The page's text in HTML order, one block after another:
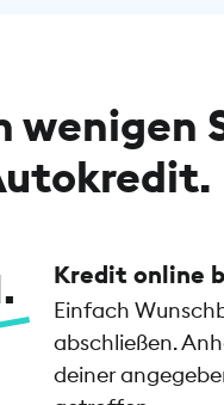
wenigen
Kredit online
Einfach
abschließen.
deiner